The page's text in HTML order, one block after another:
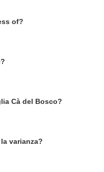
of?
Cà del Bosco?
varianza?